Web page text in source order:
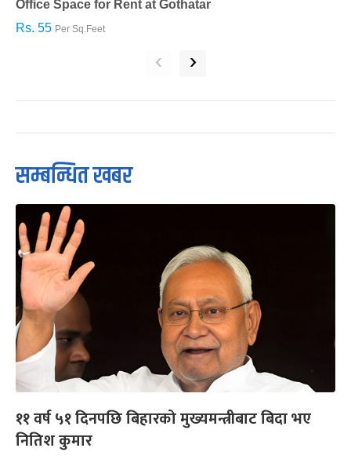
Office Space for Rent at Gothatar
Rs. 55 Per Sq.Feet
‹ ›
सम्बन्धित खबर
११ वर्ष ५१ दिनपछि बिहारको मुख्यमन्त्रीबाट बिदा भए
नितिश कुमार